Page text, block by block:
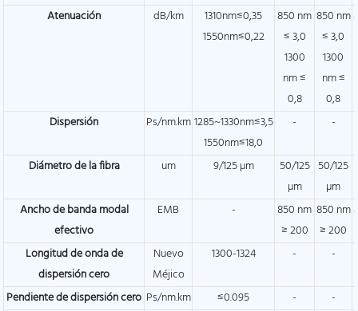
Atenuación
dB/km
1310nm≤0,35
1550nm≤0,22
850 nm
≤ 3,0
1300
nm ≤
0,8
850 nm
≤ 3,0
1300
nm ≤
0,8
Dispersión Ps/nm.km1285~1330nm≤3,5
1550nm≤18,0
- -
Diámetro de la fibra um 9/125 µm
50/125
µm
50/125
µm
Ancho de banda modal
efectivo
EMB -
850 nm
≥ 200
850 nm
≥ 200
Longitud de onda de
dispersión cero
Nuevo
Méjico
1300-1324 - -
Pendiente de dispersión cero Ps/nm.km ≤0.095 -
-